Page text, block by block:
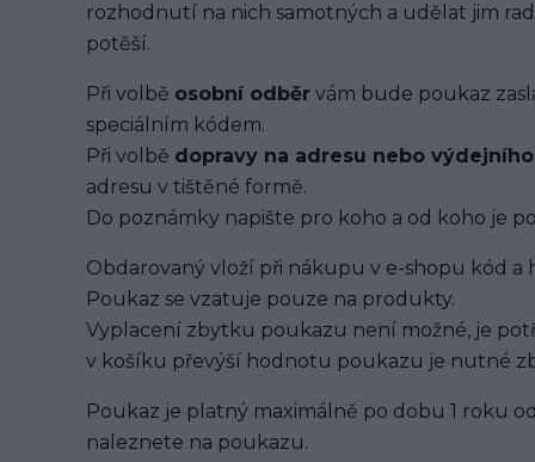
rozhodnutí na nich samotných a udělat jim
potěší.
Při volbě osobní odběr vám bude poukaz
speciálním kódem.
Při volbě dopravy na adresu nebo
adresu v tištěné formě.
Do poznámky napište pro koho a od koho je
Obdarovaný vloží při nákupu v e-shopu kód
Poukaz se vzatuje pouze na produkty.
Vyplacení zbytku poukazu není možné, je
v košíku převýší hodnotu poukazu je nutné
Poukaz je platný maximálně po dobu 1
naleznete na poukazu.